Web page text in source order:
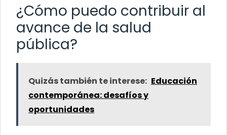
¿Cómo puedo contribuir al
avance de la salud
pública?
Quizás también te interese: Educación
contemporánea: desafíos y
oportunidades